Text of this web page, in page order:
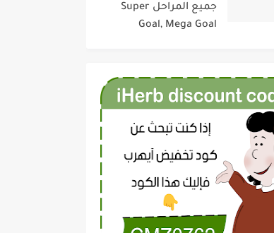
جميع المراحل Super
Goal, Mega Goal